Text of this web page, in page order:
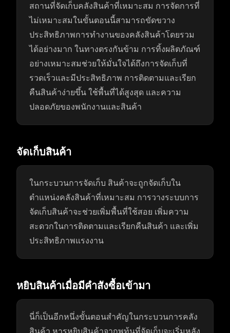
สถานที่จัดเก็บคลังสินค้าที่เหมาะสม การจัดการที่
ไม่เหมาะสมในขั้นตอนนี้สามารถขัดขวาง
ประสิทธิภาพการทำงานของคลังสินค้าโดยรวม
ได้อย่างมาก ในทางตรงกันข้าม การทิ้งผลิตภัณฑ์
อย่างเหมาะสมช่วยให้มั่นใจได้ถึงการจัดเก็บที่
รวดเร็วและมีประสิทธิภาพ การติดตามและเรียก
คืนสินค้าง่ายขึ้น ใช้พื้นที่ได้สูงสุด และความ
ปลอดภัยของพนักงานและสินค้า
จัดเก็บสินค้า
ในกระบวนการจัดเก็บ สินค้าจะถูกจัดเก็บใน
ตำแหน่งคลังสินค้าที่เหมาะสม การวางระบบการ
จัดเก็บสินค้าจะช่วยเพิ่มพื้นที่ใช้สอย เพิ่มความ
สะดวกในการติดตามและเรียกคืนสินค้า และเพิ่ม
ประสิทธิภาพแรงงาน
หยิบสินค้าเมื่อมีคำสังซื้อเข้ามา
นี่ก็เป็นอีกหนึ่งขั้นตอนสำคัญในกระบวนการคลัง